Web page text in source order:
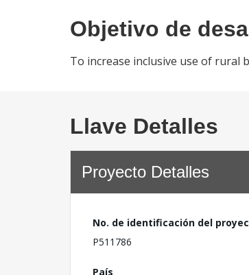
Objetivo de
To increase inclusive use of rural
Llave Detalles
Proyecto Detalles
No. de identificación del
P511786
País